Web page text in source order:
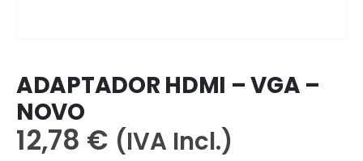
ADAPTADOR HDMI – VGA –
NOVO
12,78 € (IVA Incl.)